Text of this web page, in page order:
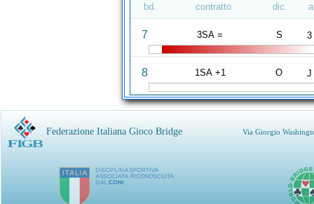
bd. contratto dic.
7 3SA = S 3
8 1SA +1 O J
Federazione Italiana Gioco Bridge Via Giorgio